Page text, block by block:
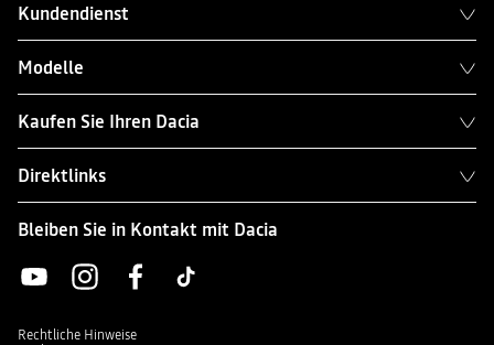
Kundendienst
Modelle
Kaufen Sie Ihren Dacia
Direktlinks
Bleiben Sie in Kontakt mit Dacia
Rechtliche Hinweise